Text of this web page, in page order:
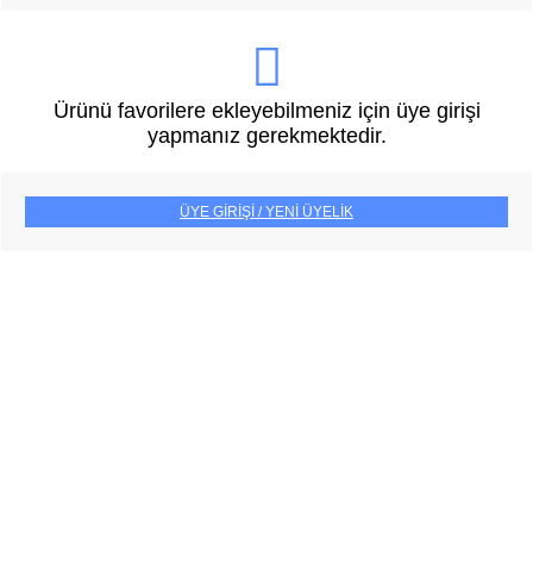
Ürünü favorilere ekleyebilmeniz için üye girişi
yapmanız gerekmektedir.
ÜYE GİRİŞİ / YENİ ÜYELİK